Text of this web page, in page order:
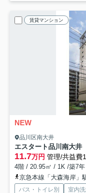
賃貸マンション
NEW
品川区南大井
11.7万円 管理/共益費
4階 / 20.95㎡ / 1K /築7年
京急本線「大森海岸」
バス・トイレ別 室内